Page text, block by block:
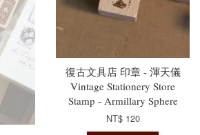
復古文具店 印章 - 渾天儀
Vintage Stationery Store
Stamp - Armillary Sphere
NT$ 120